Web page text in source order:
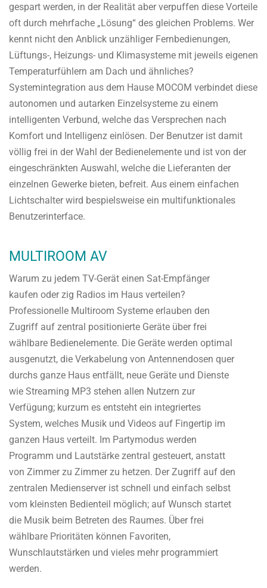
gespart werden, in der Realität aber verpuffen diese Vorteile
oft durch mehrfache „Lösung“ des gleichen Problems. Wer
kennt nicht den Anblick unzähliger Fernbedienungen,
Lüftungs-, Heizungs- und Klimasysteme mit jeweils eigenen
Temperaturfühlern am Dach und ähnliches?
Systemintegration aus dem Hause MOCOM verbindet diese
autonomen und autarken Einzelsysteme zu einem
intelligenten Verbund, welche das Versprechen nach
Komfort und Intelligenz einlösen. Der Benutzer ist damit
völlig frei in der Wahl der Bedienelemente und ist von der
eingeschränkten Auswahl, welche die Lieferanten der
einzelnen Gewerke bieten, befreit. Aus einem einfachen
Lichtschalter wird bespielsweise ein multifunktionales
Benutzerinterface.
MULTIROOM AV
Warum zu jedem TV-Gerät einen Sat-Empfänger
kaufen oder zig Radios im Haus verteilen?
Professionelle Multiroom Systeme erlauben den
Zugriff auf zentral positionierte Geräte über frei
wählbare Bedienelemente. Die Geräte werden optimal
ausgenutzt, die Verkabelung von Antennendosen quer
durchs ganze Haus entfällt, neue Geräte und Dienste
wie Streaming MP3 stehen allen Nutzern zur
Verfügung; kurzum es entsteht ein integriertes
System, welches Musik und Videos auf Fingertip im
ganzen Haus verteilt. Im Partymodus werden
Programm und Lautstärke zentral gesteuert, anstatt
von Zimmer zu Zimmer zu hetzen. Der Zugriff auf den
zentralen Medienserver ist schnell und einfach selbst
vom kleinsten Bedienteil möglich; auf Wunsch startet
die Musik beim Betreten des Raumes. Über frei
wählbare Prioritäten können Favoriten,
Wunschlautstärken und vieles mehr programmiert
werden.